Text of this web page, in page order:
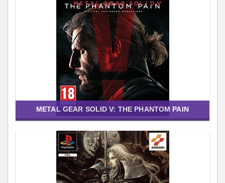
METAL GEAR SOLID V: THE PHANTOM PAIN